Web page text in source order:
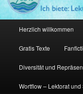
Herzlich willkommen
Gratis Texte
Diversität und
Wortflow – Lektorat